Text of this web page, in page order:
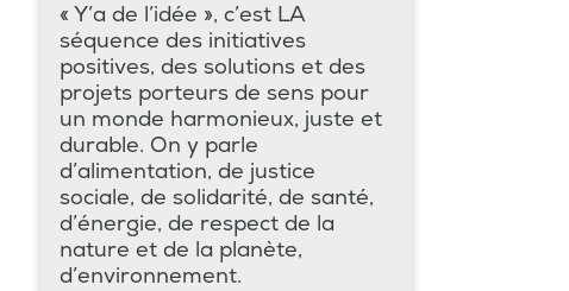
« Y’a de l’idée », c’est LA
séquence des initiatives
positives, des solutions et des
projets porteurs de sens pour
un monde harmonieux, juste et
durable. On y parle
d’alimentation, de justice
sociale, de solidarité, de santé,
d’énergie, de respect de la
nature et de la planète,
d’environnement.